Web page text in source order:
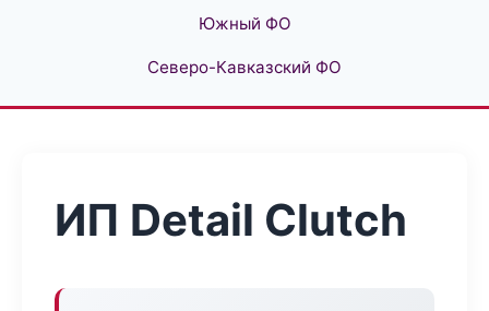
Южный ФО
Северо-Кавказский ФО
ИП Detail Clutch